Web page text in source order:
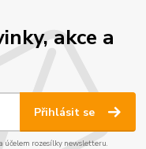
akce a
Přihlásit se
účelem rozesílky newsletteru.